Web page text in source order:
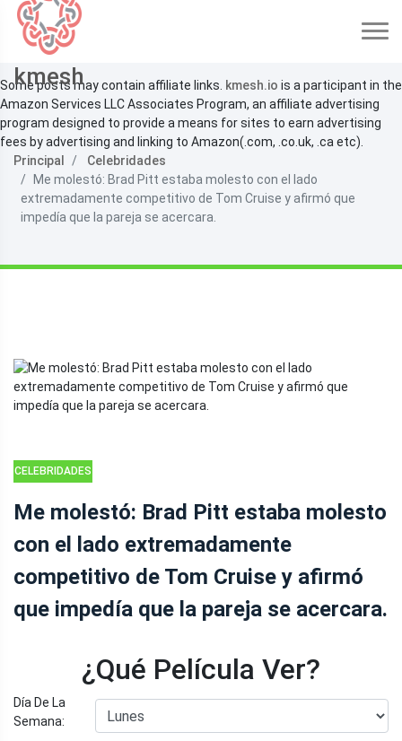
kmesh
Some posts may contain affiliate links. kmesh.io is a participant in the
Amazon Services LLC Associates Program, an affiliate advertising
program designed to provide a means for sites to earn advertising
fees by advertising and linking to Amazon(.com, .co.uk, .ca etc).
Principal
Celebridades
Me molestó: Brad Pitt estaba molesto con el lado
extremadamente competitivo de Tom Cruise y afirmó que
impedía que la pareja se acercara.
CELEBRIDADES
Me molestó: Brad Pitt estaba molesto
con el lado extremadamente
competitivo de Tom Cruise y afirmó
que impedía que la pareja se acercara.
¿Qué Película Ver?
Día De La
Semana: